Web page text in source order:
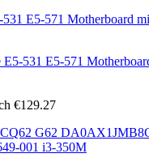
E5-531 E5-571
€129.27